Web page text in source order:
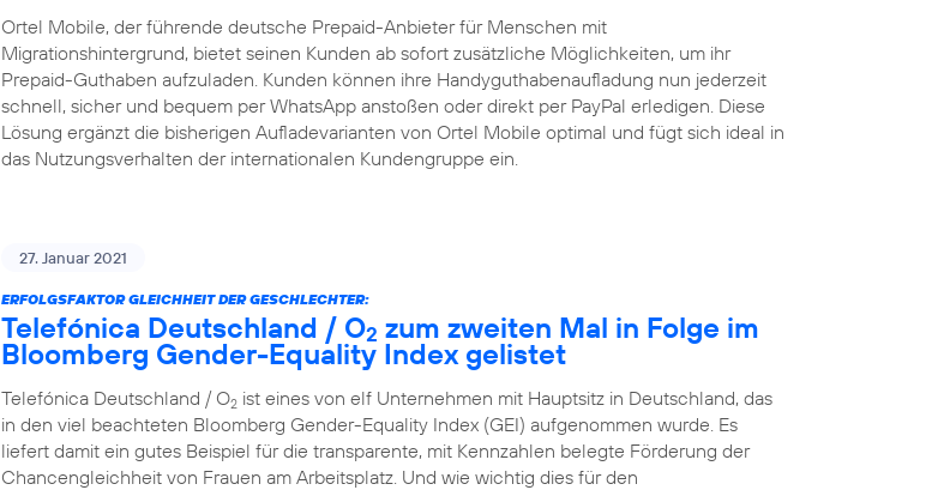
Ortel Mobile, der führende deutsche Prepaid-Anbieter für Menschen mit
Migrationshintergrund, bietet seinen Kunden ab sofort zusätzliche Möglichkeiten, um ihr
Prepaid-Guthaben aufzuladen. Kunden können ihre Handyguthabenaufladung nun jederzeit
schnell, sicher und bequem per WhatsApp anstoßen oder direkt per PayPal erledigen. Diese
Lösung ergänzt die bisherigen Aufladevarianten von Ortel Mobile optimal und fügt sich ideal in
das Nutzungsverhalten der internationalen Kundengruppe ein.
27. Januar 2021
ERFOLGSFAKTOR GLEICHHEIT DER GESCHLECHTER:
Telefónica Deutschland / O2 zum zweiten Mal in Folge im
Bloomberg Gender-Equality Index gelistet
Telefónica Deutschland / O2 ist eines von elf Unternehmen mit Hauptsitz in Deutschland, das
in den viel beachteten Bloomberg Gender-Equality Index (GEI) aufgenommen wurde. Es
liefert damit ein gutes Beispiel für die transparente, mit Kennzahlen belegte Förderung der
Chancengleichheit von Frauen am Arbeitsplatz. Und wie wichtig dies für den